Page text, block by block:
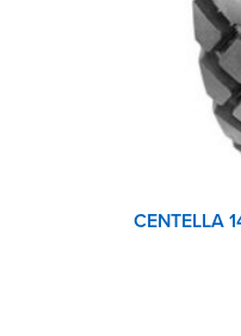
CENTELLA